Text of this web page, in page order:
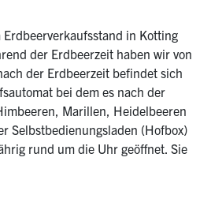
in Kotting
der Erdbeerzeit haben wir von
der Erdbeerzeit befindet sich
bei dem es nach der
Marillen, Heidelbeeren
Selbstbedienungsladen (Hofbox)
rund um die Uhr geöffnet. Sie